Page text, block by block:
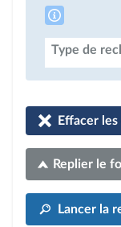
Type de
Effacer les
Replier le
Lancer la